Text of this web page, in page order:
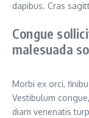
dapibus. Cras
Congue
malesuada
Morbi ex orci,
Vestibulum
diam venenatis